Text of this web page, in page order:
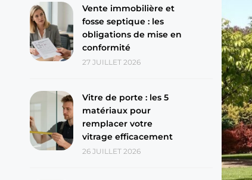
Vente immobilière et
fosse septique : les
obligations de mise en
conformité
27 JUILLET 2026
Vitre de porte : les 5
matériaux pour
remplacer votre
vitrage efficacement
26 JUILLET 2026